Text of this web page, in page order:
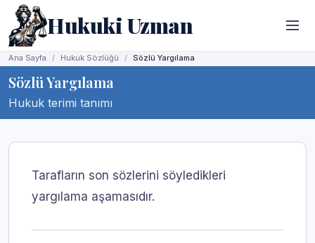
Hukuki Uzman
Ana Sayfa Hukuk Sözlüğü Sözlü Yargılama
Sözlü Yargılama
Hukuk terimi tanımı
Tarafların son sözlerini söyledikleri
yargılama aşamasıdır.